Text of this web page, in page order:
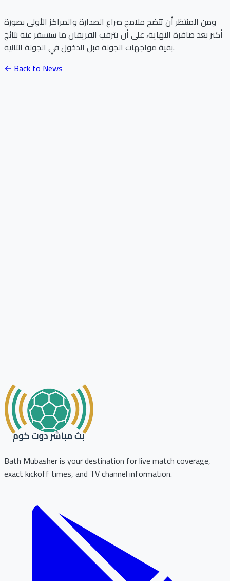
ومن المنتظر أن تتضح ملامح صراع الصدارة والمراكز الأولى بصورة
أكبر بعد صافرة النهاية، على أن يترقب الفريقان ما ستسفر عنه نتائج
بقية مواجهات الجولة قبل الدخول في الجولة التالية.
← Back to News
Bath Mubasher is your destination for live match coverage,
exact kickoff times, and TV channel information.